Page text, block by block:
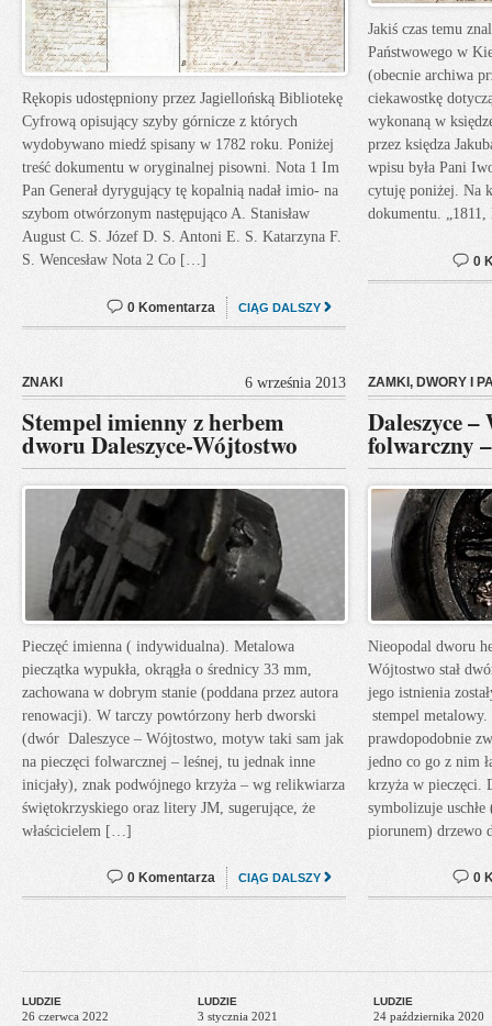
Rękopis udostępniony przez Jagiellońską Bibliotekę
Cyfrową opisujący szyby górnicze z których
wydobywano miedź spisany w 1782 roku. Poniżej
treść dokumentu w oryginalnej pisowni. Nota 1 Im
Pan Generał dyrygujący tę kopalnią nadał imio- na
szybom otwórzonym następująco A. Stanisław
August C. S. Józef D. S. Antoni E. S. Katarzyna F.
S. Wencesław Nota 2 Co […]
CIĄG DALSZY
0 Komentarza
Jakiś czas temu
Państwowego w
(obecnie archiwa
ciekawostkę
wykonaną w
przez księdza
wpisu była Pani
cytuję poniżej. Na
dokumentu.
0
ZNAKI 6 września 2013
Stempel imienny z herbem
dworu Daleszyce-Wójtostwo
Pieczęć imienna ( indywidualna). Metalowa
pieczątka wypukła, okrągła o średnicy 33 mm,
zachowana w dobrym stanie (poddana przez autora
renowacji). W tarczy powtórzony herb dworski
(dwór Daleszyce – Wójtostwo, motyw taki sam jak
na pieczęci folwarcznej – leśnej, tu jednak inne
inicjały), znak podwójnego krzyża – wg relikwiarza
świętokrzyskiego oraz litery JM, sugerujące, że
właścicielem […]
CIĄG DALSZY
0 Komentarza
ZAMKI, DWORY I
Daleszyce
folwarczny
Nieopodal dworu
Wójtostwo stał
jego istnienia
stempel
prawdopodobnie
jedno co go z nim
krzyża w pieczęci.
symbolizuje
piorunem)
0
LUDZIE
26 czerwca 2022
LUDZIE
3 stycznia 2021
LUDZIE
24 października 2020